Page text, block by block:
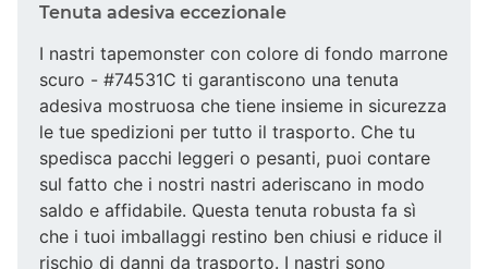
Tenuta adesiva eccezionale
I nastri tapemonster con colore di fondo marrone
scuro - #74531C ti garantiscono una tenuta
adesiva mostruosa che tiene insieme in sicurezza
le tue spedizioni per tutto il trasporto. Che tu
spedisca pacchi leggeri o pesanti, puoi contare
sul fatto che i nostri nastri aderiscano in modo
saldo e affidabile. Questa tenuta robusta fa sì
che i tuoi imballaggi restino ben chiusi e riduce il
rischio di danni da trasporto. I nastri sono